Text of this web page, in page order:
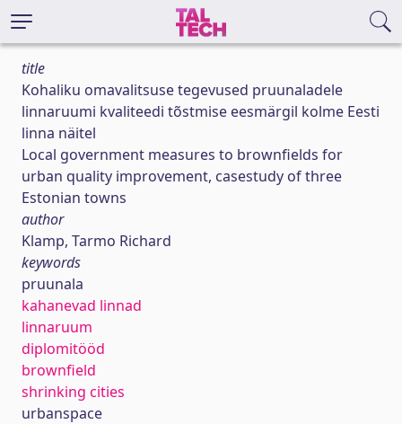
title
Kohaliku omavalitsuse tegevused pruunaladele
linnaruumi kvaliteedi tõstmise eesmärgil kolme Eesti
linna näitel
Local government measures to brownfields for
urban quality improvement, casestudy of three
Estonian towns
author
Klamp, Tarmo Richard
keywords
pruunala
kahanevad linnad
linnaruum
diplomitööd
brownfield
shrinking cities
urbanspace